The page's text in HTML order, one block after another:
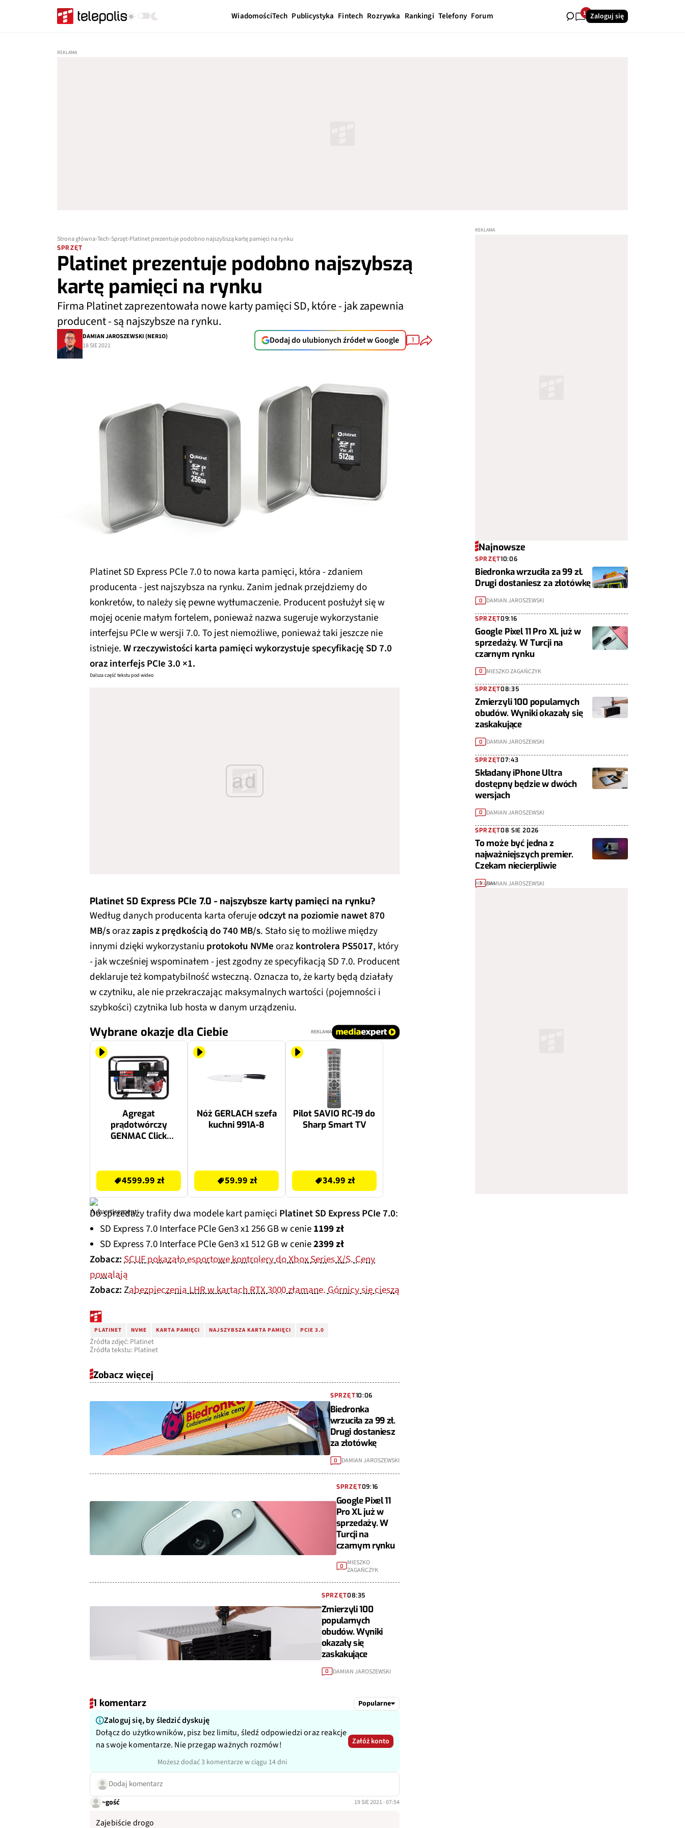
WiadomościTech Publicystyka Fintech Rozrywka Rankingi Telefony Forum 14Zaloguj się
Strona główna Tech Sprzęt Platinet prezentuje podobno najszybszą kartę pamięci na rynku
SPRZĘT
Platinet prezentuje podobno najszybszą
kartę pamięci na rynku
Firma Platinet zaprezentowała nowe karty pamięci SD, które - jak zapewnia
producent - są najszybsze na rynku.
DAMIAN JAROSZEWSKI (NER1O)
18 SIE 2021
Dodaj do ulubionych źródeł w Google 1
Platinet SD Express PCle 7.0 to nowa karta pamięci, która - zdaniem
producenta - jest najszybsza na rynku. Zanim jednak przejdziemy do
konkretów, to należy się pewne wytłumaczenie. Producent posłużył się w
mojej ocenie małym fortelem, ponieważ nazwa sugeruje wykorzystanie
interfejsu PCIe w wersji 7.0. To jest niemożliwe, ponieważ taki jeszcze nie
istnieje.W rzeczywistości karta pamięci wykorzystuje specyfikację SD 7.0
oraz interfejs PCIe 3.0 ×1.
Dalsza część tekstu pod wideo
ad
Platinet SD Express PCIe 7.0 - najszybsze karty pamięci na rynku?
Według danych producenta karta oferujeodczyt na poziomie nawet 870
MB/sorazzapis z prędkością do 740 MB/s. Stało się to możliwe między
innymi dzięki wykorzystaniu protokołu NVMeorazkontrolera PS5017, który
- jak wcześniej wspominałem - jest zgodny ze specyfikacją SD 7.0. Producent
deklaruje też kompatybilność wsteczną. Oznacza to, że karty będą działały
w czytniku, ale nie przekraczając maksymalnych wartości (pojemności i
szybkości) czytnika lub hosta w danym urządzeniu.
Wybrane okazje dla Ciebie REKLAMA
Agregat
prądotwórczy
GENMAC Click
4599.99 zł
Nóż GERLACH szefa
kuchni 991A-8
59.99 zł
Pilot SAVIO RC-19 do
Sharp Smart TV
34.99 zł
Do sprzedaży trafiły dwa modele kart pamięci Platinet SD Express PCIe 7.0:
SD Express 7.0 Interface PCle Gen3 x1 256 GB w cenie1199 zł
SD Express 7.0 Interface PCle Gen3 x1 512 GB w cenie2399 zł
Zobacz:SCUF pokazało esportowe kontrolery do Xbox Series X/S. Ceny
powalają
Zobacz:Zabezpieczenia LHR w kartach RTX 3000 złamane. Górnicy się cieszą
PLATINET NVME KARTA PAMIĘCI NAJSZYBSZA KARTA PAMIĘCI PCIE 3.0
Źródła zdjęć: Platinet
Źródła tekstu: Platinet
Zobacz więcej
SPRZĘT10:06
Biedronka
wrzuciła za 99 zł.
Drugi dostaniesz
za złotówkę
0 DAMIAN JAROSZEWSKI
SPRZĘT09:16
Google Pixel 11
Pro XL już w
sprzedaży. W
Turcji na
czarnym rynku
0 MIESZKO
ZAGAŃCZYK
SPRZĘT08:35
Zmierzyli 100
popularnych
obudów. Wyniki
okazały się
zaskakujące
0 DAMIAN JAROSZEWSKI
1 komentarz Popularne
Zaloguj się, by śledzić dyskuję
Dołącz do użytkowników, pisz bez limitu, śledź odpowiedzi oraz reakcje
na swoje komentarze. Nie przegap ważnych rozmów!
Możesz dodać 3 komentarze w ciągu 14 dni
Załóż konto
Dodaj komentarz
~gość 19 SIE 2021 · 07:54
Zajebiście drogo
Najnowsze
SPRZĘT10:06
Biedronka wrzuciła za 99 zł.
Drugi dostaniesz za złotówkę
0 DAMIAN JAROSZEWSKI
SPRZĘT09:16
Google Pixel 11 Pro XL już w
sprzedaży. W Turcji na
czarnym rynku
0 MIESZKO ZAGAŃCZYK
SPRZĘT08:35
Zmierzyli 100 popularnych
obudów. Wyniki okazały się
zaskakujące
0 DAMIAN JAROSZEWSKI
SPRZĘT07:43
Składany iPhone Ultra
dostępny będzie w dwóch
wersjach
0 DAMIAN JAROSZEWSKI
SPRZĘT08 SIE 2026
To może być jedna z
najważniejszych premier.
Czekam niecierpliwie
1 DAMIAN JAROSZEWSKI